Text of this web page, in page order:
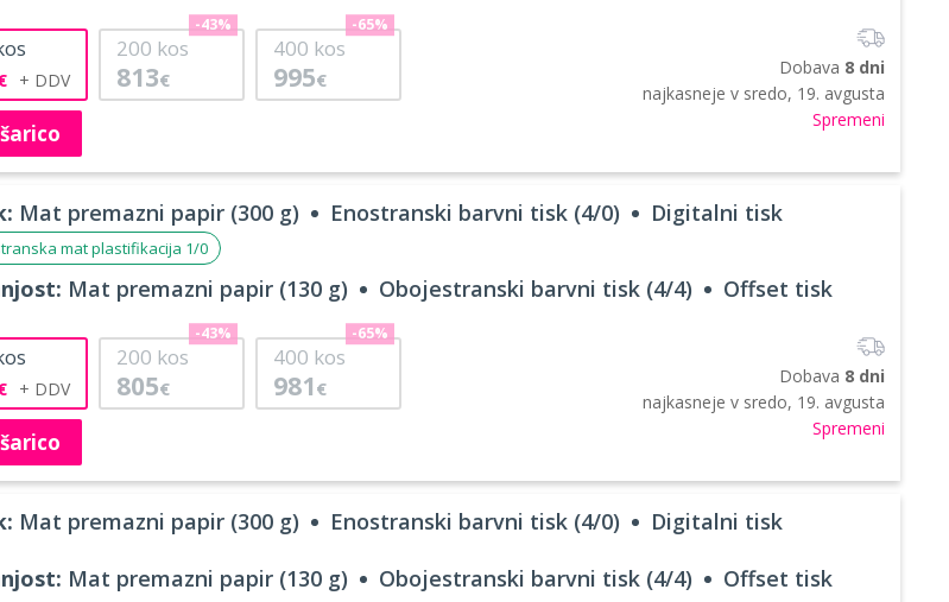
200 kos
813€
-43%
400 kos
995€
-65%
Dobava 8 dni
najkasneje v sredo, 19. avgusta
Spremeni
Mat premazni papir (300 g) Enostranski barvni tisk (4/0) Digitalni tisk
mat plastifikacija 1/0
Mat premazni papir (130 g) Obojestranski barvni tisk (4/4) Offset tisk
200 kos
805€
-43%
400 kos
981 €
-65%
Dobava 8 dni
najkasneje v sredo, 19. avgusta
Spremeni
Mat premazni papir (300 g) Enostranski barvni tisk (4/0) Digitalni tisk
Mat premazni papir (130 g) Obojestranski barvni tisk (4/4) Offset tisk